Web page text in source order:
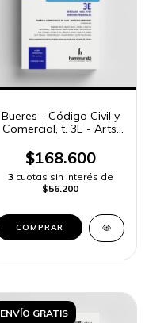
Bueres - Código Civil y
Comercial, t. 3E - Arts.
$168.600
3 cuotas sin interés de
$56.200
COMPRAR
ENVÍO GRATIS